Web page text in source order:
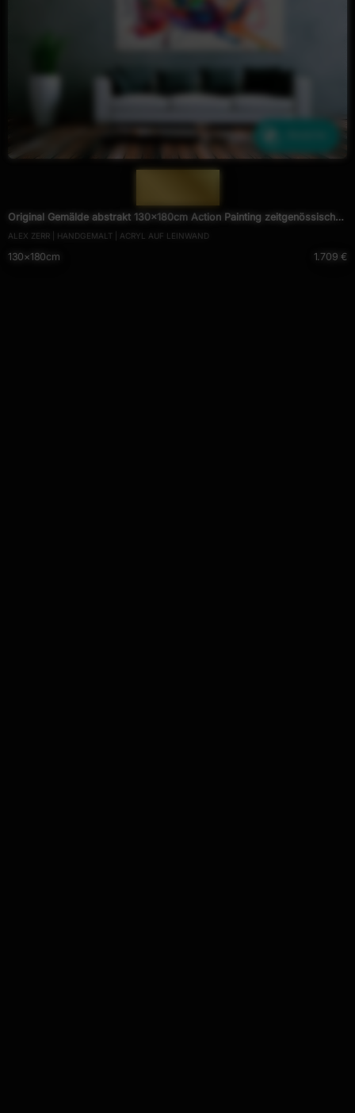
Original Gemälde abstrakt 130x180cm Action Painting zeitgenössisch
handgemalt Mischtechnik weiß bunt rosa Unikat
ALEX ZERR | HANDGEMALT | ACRYL AUF LEINWAND
130×180cm 1.709 €